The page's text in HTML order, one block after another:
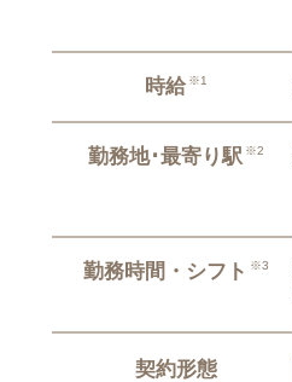
時給 ※1
勤務地･最寄り駅 ※2
勤務時間・シフト ※3
契約形態